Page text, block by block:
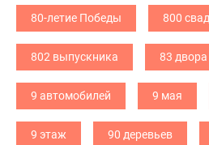
80-летие Победы 800
802 выпускника 83 двора
9 автомобилей 9 мая
9 этаж 90 деревьев